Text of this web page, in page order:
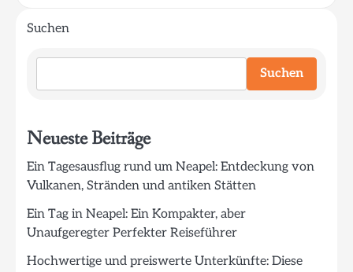
Suchen
Suchen
Neueste Beiträge
Ein Tagesausflug rund um Neapel: Entdeckung von
Vulkanen, Stränden und antiken Stätten
Ein Tag in Neapel: Ein Kompakter, aber
Unaufgeregter Perfekter Reiseführer
Hochwertige und preiswerte Unterkünfte: Diese